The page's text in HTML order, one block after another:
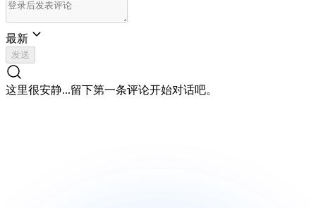
最新
发送
这里很安静...留下第一条评论开始对话吧。